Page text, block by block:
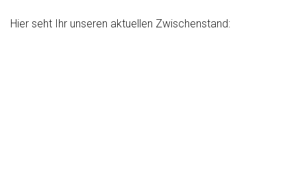
Hier seht Ihr unseren aktuellen Zwischenstand: